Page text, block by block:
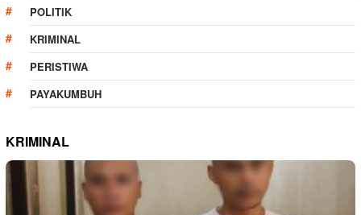
POLITIK
KRIMINAL
PERISTIWA
PAYAKUMBUH
KRIMINAL